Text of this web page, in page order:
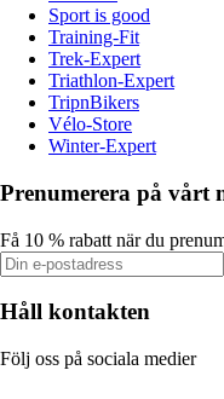
Sport is good
Training-Fit
Trek-Expert
Triathlon-Expert
TripnBikers
Vélo-Store
Winter-Expert
Prenumerera på vårt
Få 10 % rabatt när du
Håll kontakten
Följ oss på sociala medier